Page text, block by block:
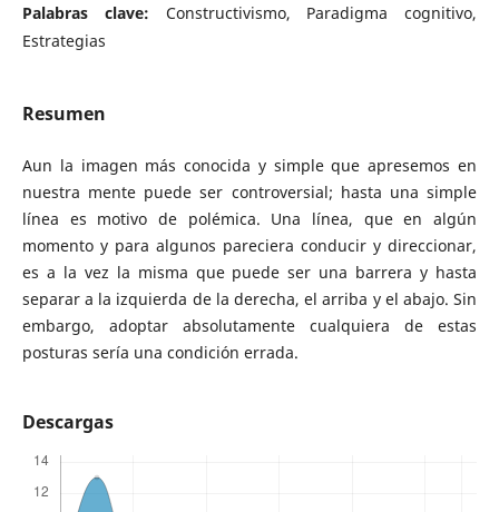
Palabras clave: Constructivismo, Paradigma cognitivo,
Estrategias
Resumen
Aun la imagen más conocida y simple que apresemos en
nuestra mente puede ser controversial; hasta una simple
línea es motivo de polémica. Una línea, que en algún
momento y para algunos pareciera conducir y direccionar,
es a la vez la misma que puede ser una barrera y hasta
separar a la izquierda de la derecha, el arriba y el abajo. Sin
embargo, adoptar absolutamente cualquiera de estas
posturas sería una condición errada.
Descargas